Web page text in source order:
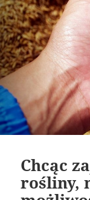
Chcąc
rośliny,